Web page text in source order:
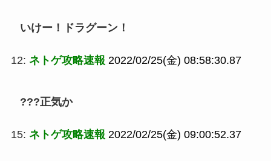
いけー！ドラグーン！
12: ネトゲ攻略速報 2022/02/25(金) 08:58:30.87
???正気か
15: ネトゲ攻略速報 2022/02/25(金) 09:00:52.37